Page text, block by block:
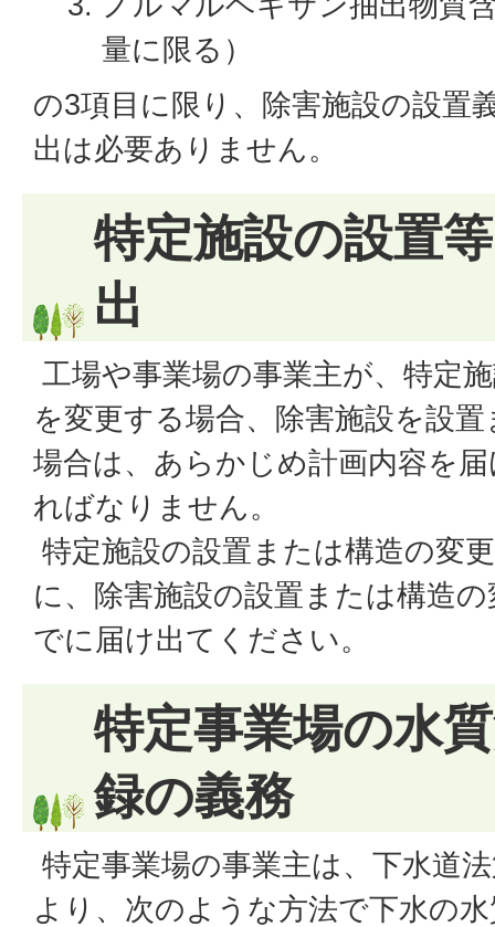
量に限る）
の3項目に限り、除害施設の設置
出は必要ありません。
特定施設の設置
出
工場や事業場の事業主が、特定
を変更する場合、除害施設を設
場合は、あらかじめ計画内容を
ればなりません。
特定施設の設置または構造の変
に、除害施設の設置または構造
でに届け出てください。
特定事業場の水
録の義務
特定事業場の事業主は、下水道
より、次のような方法で下水の